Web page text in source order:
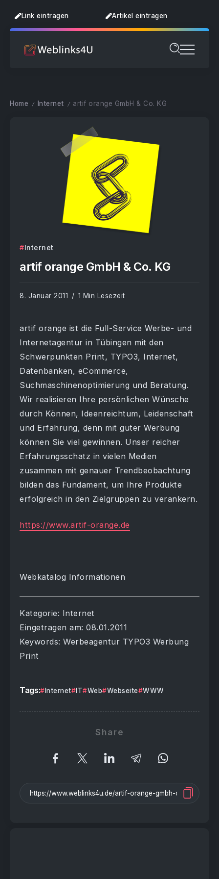
Link eintragen Artikel eintragen
Home / Internet / artif orange GmbH & Co. KG
Internet
artif orange GmbH & Co. KG
8. Januar 2011 1 Min Lesezeit
artif orange ist die Full-Service Werbe- und
Internetagentur in Tübingen mit den
Schwerpunkten Print, TYPO3, Internet,
Datenbanken, eCommerce,
Suchmaschinenoptimierung und Beratung.
Wir realisieren Ihre persönlichen Wünsche
durch Können, Ideenreichtum, Leidenschaft
und Erfahrung, denn mit guter Werbung
können Sie viel gewinnen. Unser reicher
Erfahrungsschatz in vielen Medien
zusammen mit genauer Trendbeobachtung
bilden das Fundament, um Ihre Produkte
erfolgreich in den Zielgruppen zu verankern.
https://www.artif-orange.de
Webkatalog Informationen
Kategorie: Internet
Eingetragen am: 08.01.2011
Keywords: Werbeagentur TYPO3 Werbung
Print
Tags: Internet IT Web Webseite WWW
Share